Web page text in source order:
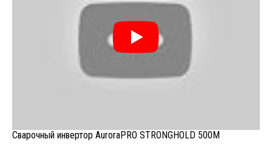
Сварочный инвертор AuroraPRO STRONGHOLD 500M